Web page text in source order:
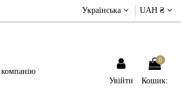
Українська UAH ₴
Увійти
0
Кошик: